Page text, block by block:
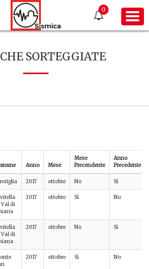
0
SORTEGGIATE
Anno Mese
Mese
Precendente
Anno
Precedente
2017 ottobre No Sì
di
2017 ottobre Sì No
di
2017 ottobre No Sì
2017 ottobre Sì No